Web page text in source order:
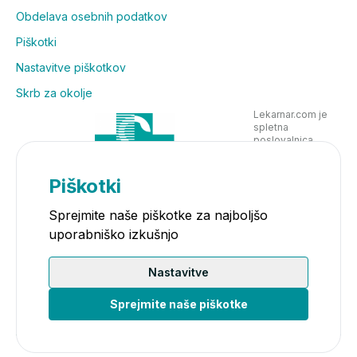
Obdelava osebnih podatkov
Piškotki
Nastavitve piškotkov
Skrb za okolje
Lekarnar.com je
spletna
poslovalnica
Piškotki
Sprejmite naše piškotke za najboljšo
uporabniško izkušnjo
Nastavitve
Sprejmite naše piškotke